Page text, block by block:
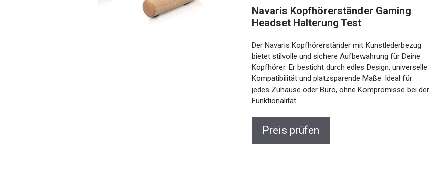
Navaris Kopfhörerständer Gaming
Headset Halterung Test
Der Navaris Kopfhörerständer mit Kunstlederbezug
bietet stilvolle und sichere Aufbewahrung für Deine
Kopfhörer. Er besticht durch edles Design, universelle
Kompatibilität und platzsparende Maße. Ideal für
jedes Zuhause oder Büro, ohne Kompromisse bei der
Funktionalität.
Preis prüfen